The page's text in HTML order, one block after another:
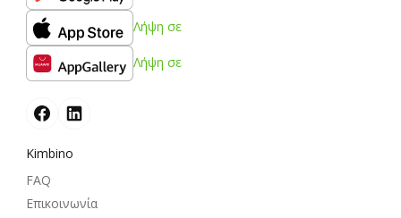
Λήψη σε
Λήψη σε
Kimbino
FAQ
Επικοινωνία